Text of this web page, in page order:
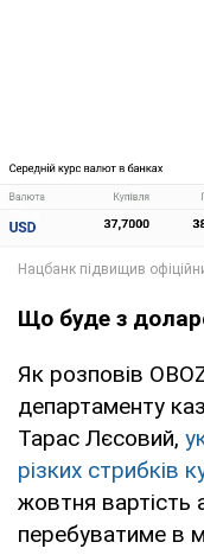
Що буде з
Як розповів
департаменту
Тарас Лєсовий,
різких стрибків
жовтня вартість
перебуватиме в